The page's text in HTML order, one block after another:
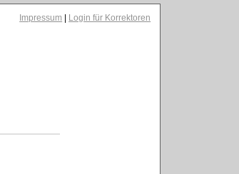
Impressum Login für Korrektoren